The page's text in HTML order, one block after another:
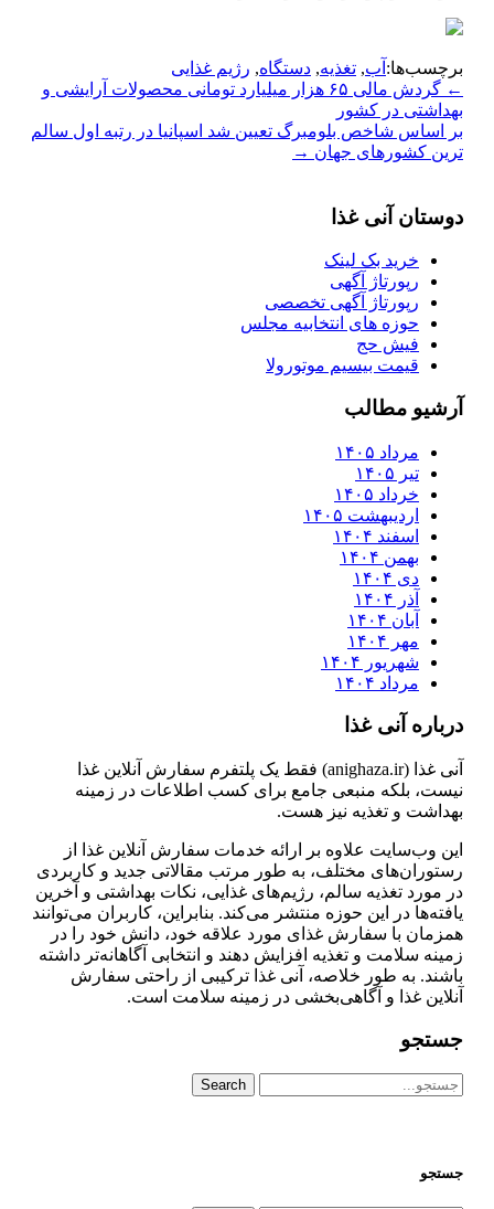
برچسب‌ها: آب, تغذیه, دستگاه, رژیم غذایی
Post
navigation
←
گردش مالی ۶۵ هزار میلیارد تومانی محصولات آرایشی و
بهداشتی در كشور
بر اساس شاخص بلومبرگ تعیین شد اسپانیا در رتبه اول سالم
ترین كشورهای جهان →
دوستان آنی غذا
خرید بک لینک
رپورتاژ آگهی
رپورتاژ آگهی تخصصی
حوزه های انتخابیه مجلس
فیش حج
قیمت بیسیم موتورولا
آرشیو مطالب
مرداد ۱۴۰۵
تیر ۱۴۰۵
خرداد ۱۴۰۵
اردیبهشت ۱۴۰۵
اسفند ۱۴۰۴
بهمن ۱۴۰۴
دی ۱۴۰۴
آذر ۱۴۰۴
آبان ۱۴۰۴
مهر ۱۴۰۴
شهریور ۱۴۰۴
مرداد ۱۴۰۴
درباره آنی غذا
آنی غذا (anighaza.ir) فقط یک پلتفرم سفارش آنلاین غذا
نیست، بلکه منبعی جامع برای کسب اطلاعات در زمینه
بهداشت و تغذیه نیز هست.
این وب‌سایت علاوه بر ارائه خدمات سفارش آنلاین غذا از
رستوران‌های مختلف، به طور مرتب مقالاتی جدید و کاربردی
در مورد تغذیه سالم، رژیم‌های غذایی، نکات بهداشتی و آخرین
یافته‌ها در این حوزه منتشر می‌کند. بنابراین، کاربران می‌توانند
همزمان با سفارش غذای مورد علاقه خود، دانش خود را در
زمینه سلامت و تغذیه افزایش دهند و انتخابی آگاهانه‌تر داشته
باشند. به طور خلاصه، آنی غذا ترکیبی از راحتی سفارش
آنلاین غذا و آگاهی‌بخشی در زمینه سلامت است.
جستجو
Search
جستجو